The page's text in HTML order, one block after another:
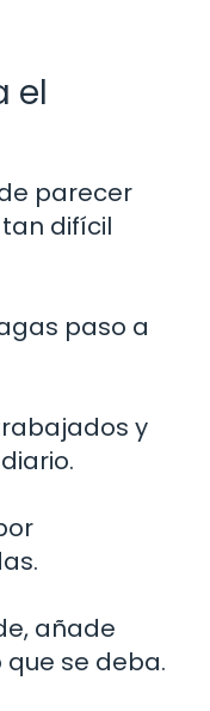
el
parecer
difícil
paso a
y
añade
se deba.